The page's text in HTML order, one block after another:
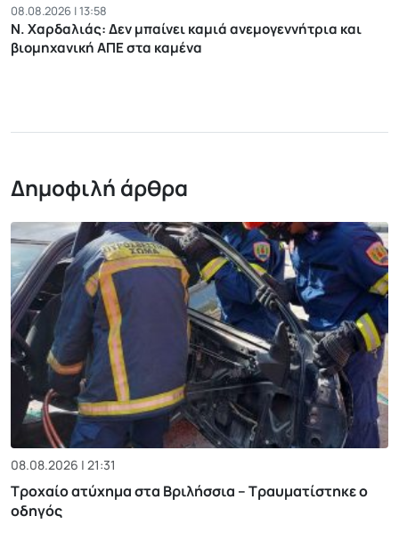
08.08.2026 | 13:58
Ν. Χαρδαλιάς: Δεν μπαίνει καμιά ανεμογεννήτρια και
βιομηχανική ΑΠΕ στα καμένα
Δημοφιλή άρθρα
08.08.2026 | 21:31
Τροχαίο ατύχημα στα Βριλήσσια – Τραυματίστηκε ο
οδηγός